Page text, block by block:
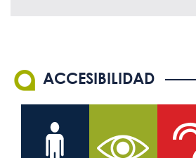
ACCESIBILIDAD